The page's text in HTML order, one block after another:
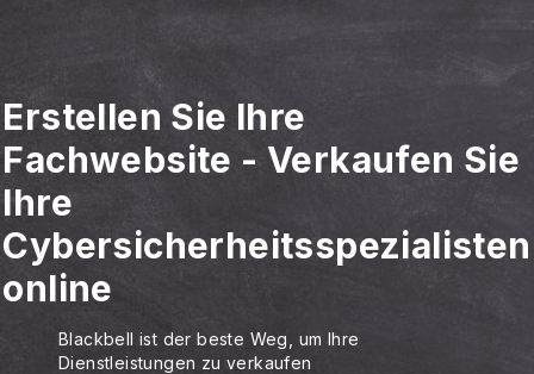
Erstellen Sie Ihre
Fachwebsite - Verkaufen Sie
Ihre
Cybersicherheitsspezialisten
online
Blackbell ist der beste Weg, um Ihre
Dienstleistungen zu verkaufen